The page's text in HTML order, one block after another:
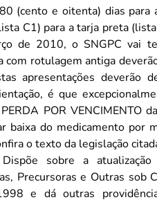
(cento e oitenta) dias para
tarja preta (lista B2). Em virtude da adequação ao § 2º do art.
de 2010, o SNGPC vai
com rotulagem antiga
apresentações deverão
é que
POR VENCIMENTO da drogaria
baixa do medicamento por
Confira o texto da legislação
Dispõe sobre a
Precursoras e Outras sob
providências. Art. 3º As empresas detentoras de